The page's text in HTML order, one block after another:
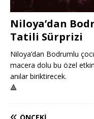
Niloya’dan
Tatili Sürprizi
Niloya’dan Bodrumlu
macera dolu bu özel
anılar biriktirecek.
🔺
ÖNCEKI